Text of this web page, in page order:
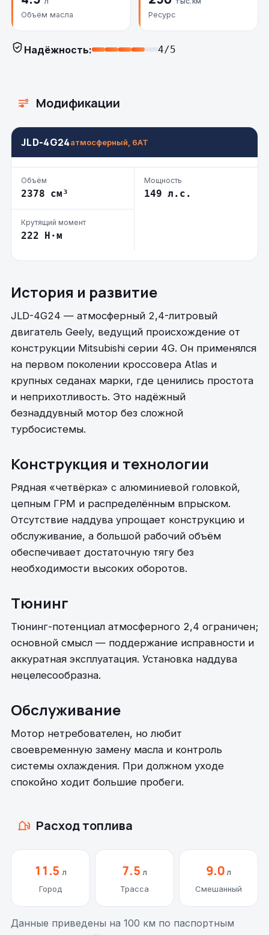
Объём масла Ресурс
Надёжность: 4/5
Модификации
JLD-4G24атмосферный, 6AT
Объём
2378 см³
Мощность
149 л.с.
Крутящий момент
222 Н·м
История и развитие
JLD-4G24 — атмосферный 2,4-литровый
двигатель Geely, ведущий происхождение от
конструкции Mitsubishi серии 4G. Он применялся
на первом поколении кроссовера Atlas и
крупных седанах марки, где ценились простота
и неприхотливость. Это надёжный
безнаддувный мотор без сложной
турбосистемы.
Конструкция и технологии
Рядная «четвёрка» с алюминиевой головкой,
цепным ГРМ и распределённым впрыском.
Отсутствие наддува упрощает конструкцию и
обслуживание, а большой рабочий объём
обеспечивает достаточную тягу без
необходимости высоких оборотов.
Тюнинг
Тюнинг-потенциал атмосферного 2,4 ограничен;
основной смысл — поддержание исправности и
аккуратная эксплуатация. Установка наддува
нецелесообразна.
Обслуживание
Мотор нетребователен, но любит
своевременную замену масла и контроль
системы охлаждения. При должном уходе
спокойно ходит большие пробеги.
Расход топлива
11.5л
Город
7.5л
Трасса
9.0л
Смешанный
Данные приведены на 100 км по паспортным